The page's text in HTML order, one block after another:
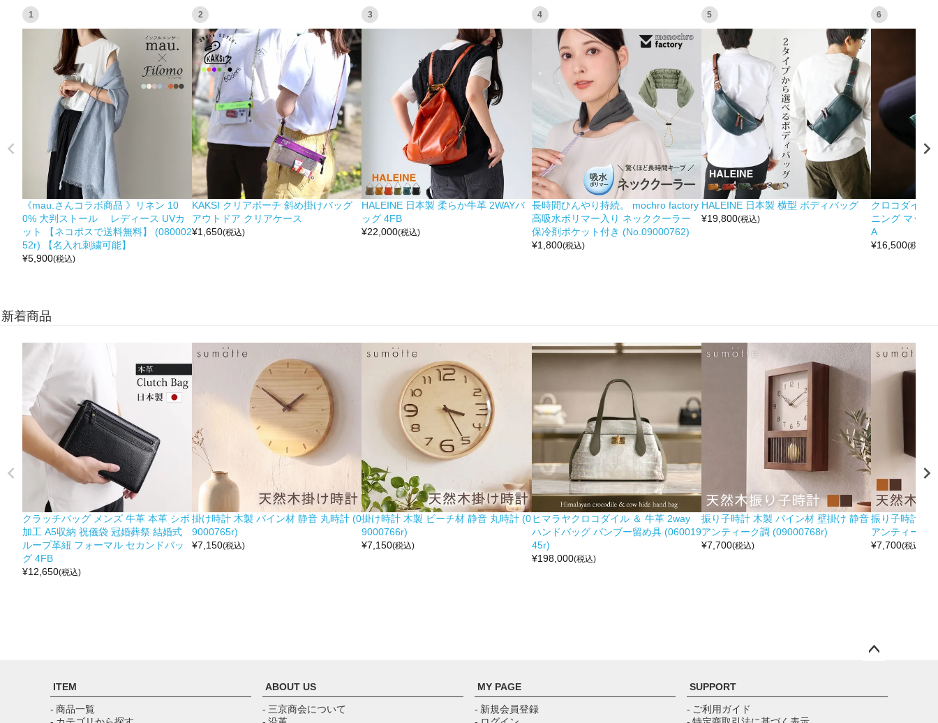
1
《mau.さんコラボ商品 》リネン 10
0% 大判ストール レディース UVカ
ット 【ネコポスで送料無料】 (080002
52r) 【名入れ刺繍可能】
¥5,900(税込)
2
KAKSI クリアポーチ 斜め掛けバッグ
アウトドア クリアケース
¥1,650(税込)
3
HALEINE 日本製 柔らか牛革 2WAYバ
ッグ 4FB
¥22,000(税込)
4
長時間ひんやり持続。 mochro factory
高吸水ポリマー入り ネッククーラー
保冷剤ポケット付き (No.09000762)
¥1,800(税込)
5
HALEINE 日本製 横型 ボディバッグ
¥19,800(税込)
6
クロコダイル
ニング マット
A
¥16,500(税込)
新着商品
クラッチバッグ メンズ 牛革 本革 シボ
加工 A5収納 祝儀袋 冠婚葬祭 結婚式
ループ革紐 フォーマル セカンドバッ
グ 4FB
¥12,650(税込)
掛け時計 木製 パイン材 静音 丸時計 (0
9000765r)
¥7,150(税込)
掛け時計 木製 ビーチ材 静音 丸時計 (0
9000766r)
¥7,150(税込)
ヒマラヤクロコダイル ＆ 牛革 2way
ハンドバッグ バンブー留め具 (060019
45r)
¥198,000(税込)
振り子時計 木製 パイン材 壁掛け 静音
アンティーク調 (09000768r)
¥7,700(税込)
振り子時計 木
アンティーク
¥7,700(税込)
ップ
ITEM
- 商品一覧
ABOUT US
- 三京商会について
MY PAGE
- 新規会員登録
SUPPORT
- ご利用ガイド